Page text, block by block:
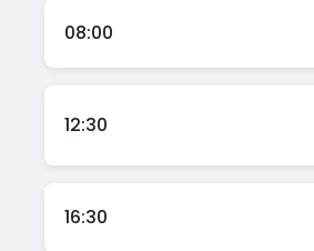
08:00
12:30
16:30